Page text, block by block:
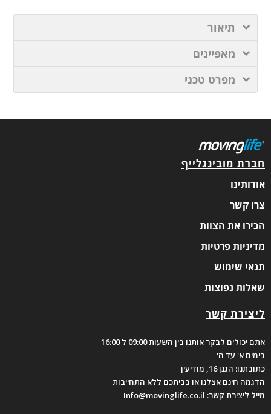
תיאור
מאפיינים
מפרט טכני
חברת מובינגלייף
אודותינו
צרו קשר
הכירו את הצוות
מדיניות פרטיות
תנאי שימוש
שאלות נפוצות
ליצירת קשר
אתם יכולים לבקר אותנו בין השעות 09:00 ל 16:00
בימים א' עד ה'
כתובתנו: הגנן 16, מודיעין
הדגמה חינם אצלנו או בביתכם ללא התחייבות
מייל ליצירת קשר: Info@movinglife.co.il